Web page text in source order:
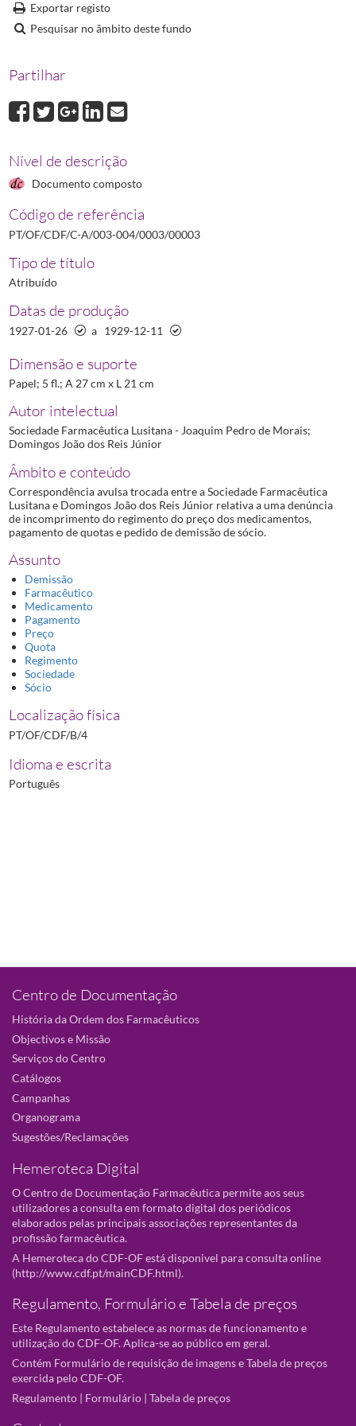
00008Correspondência avulsa trocada com Adolfo Augusto Rodrigues
00009 Correspondência avulsa trocada com José Dias Hipólito Parente
00019 Correspondência avulsa trocada relativa ao Centenário de
Exportar registo
Pesquisar no âmbito deste fundo
Partilhar
Nível de descrição
Documento composto
Código de referência
PT/OF/CDF/C-A/003-004/0003/00003
Tipo de título
Atribuído
Datas de produção
1927-01-26 a 1929-12-11
Dimensão e suporte
Papel; 5 fl.; A 27 cm x L 21 cm
Autor intelectual
Sociedade Farmacêutica Lusitana - Joaquim Pedro de Morais;
Domingos João dos Reis Júnior
Âmbito e conteúdo
Correspondência avulsa trocada entre a Sociedade Farmacêutica
Lusitana e Domingos João dos Reis Júnior relativa a uma denúncia
de incomprimento do regimento do preço dos medicamentos,
pagamento de quotas e pedido de demissão de sócio.
Assunto
Demissão
Farmacêutico
Medicamento
Pagamento
Preço
Quota
Regimento
Sociedade
Sócio
Localização física
PT/OF/CDF/B/4
Idioma e escrita
Português
Centro de Documentação
História da Ordem dos Farmacêuticos
Objectivos e Missão
Serviços do Centro
Catálogos
Campanhas
Organograma
Sugestões/Reclamações
Hemeroteca Digital
O Centro de Documentação Farmacêutica permite aos seus
utilizadores a consulta em formato digital dos periódicos
elaborados pelas principais associações representantes da
profissão farmacêutica.
A Hemeroteca do CDF-OF está disponivel para consulta online
(http://www.cdf.pt/mainCDF.html).
Regulamento, Formulário e Tabela de preços
Este Regulamento estabelece as normas de funcionamento e
utilização do CDF-OF. Aplica-se ao público em geral.
Contém Formulário de requisição de imagens e Tabela de preços
exercida pelo CDF-OF.
Regulamento | Formulário | Tabela de preços